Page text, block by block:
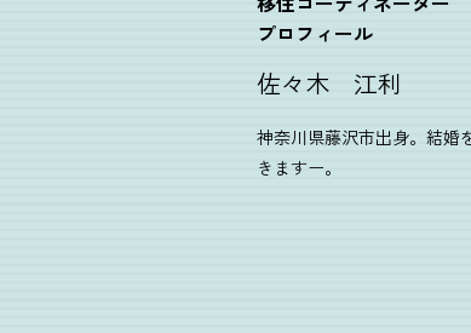
プロフィール
佐々木 江利
神奈川県藤沢市出身。結婚
きますー。